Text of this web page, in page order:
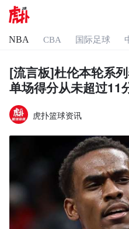
NBA CBA 国际足球
[流言板]杜伦本轮系
单场得分从未超过11
虎扑篮球资讯